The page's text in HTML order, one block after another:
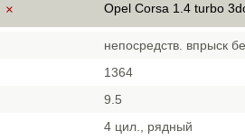
× Opel Corsa 1.4 turbo
непосредств. впрыск
1364
9.5
4 цил., рядный